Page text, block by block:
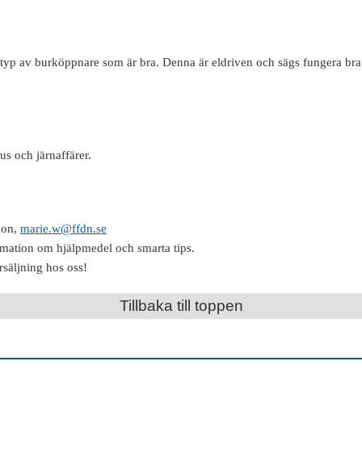
av burköppnare som är bra. Denna är eldriven och sägs fungera
och järnaffärer.
marie.w@ffdn.se
om hjälpmedel och smarta tips.
hos oss!
Tillbaka till toppen